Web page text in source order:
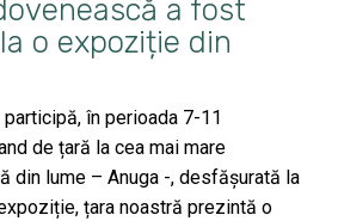
a fost
o expoziție din
în perioada 7-11
de țară la cea mai mare
din lume – Anuga -, desfășurată la
țara noastră prezintă o